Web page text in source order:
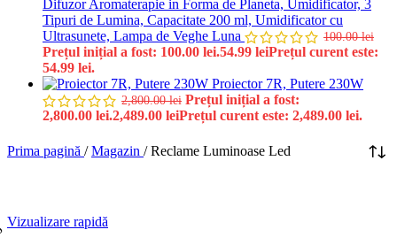
Difuzor Aromaterapie in Forma de Planeta, Umidificator, 3
Tipuri de Lumina, Capacitate 200 ml, Umidificator cu
Ultrasunete, Lampa de Veghe Luna
100.00lei
Prețul inițial a fost: 100.00 lei.54.99 leiPrețul curent este:
54.99 lei.
Proiector 7R, Putere 230W
2,800.00lei Prețul inițial a fost:
2,800.00 lei.2,489.00 leiPrețul curent este: 2,489.00 lei.
Prima pagină / Magazin / Reclame Luminoase Led
Vizualizare rapidă